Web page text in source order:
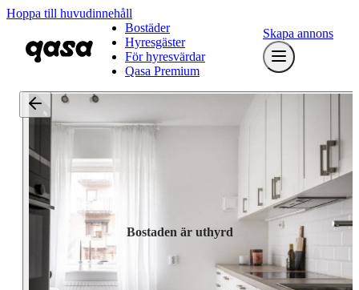
Hoppa till huvudinnehåll
Bostäder
Hyresgäster
För hyresvärdar
Qasa Premium
Skapa annons
Bostaden är uthyrd